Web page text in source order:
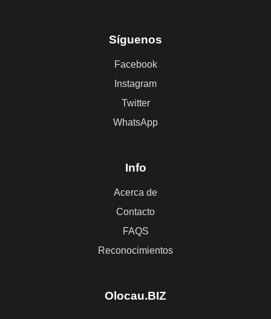
Síguenos
Facebook
Instagram
Twitter
WhatsApp
Info
Acerca de
Contacto
FAQS
Reconocimientos
Olocau.BIZ